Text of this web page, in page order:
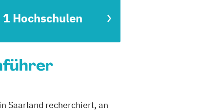
1 Hochschulen
Saarland recherchiert, an